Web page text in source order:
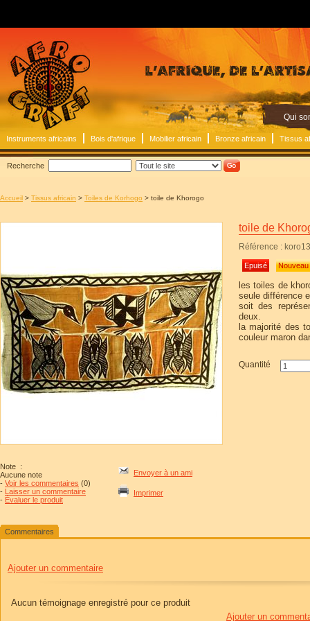
Qui
Instruments africains Bois d'afrique Mobilier africain Bronze africain Tissus
Recherche
Accueil > Tissus africain > Toiles de Korhogo > toile de Khorogo
Note :
Aucune note
- Voir les commentaires (0)
- Laisser un commentaire
- Évaluer le produit
Envoyer à un ami
Imprimer
toile de
Référence : koro13
Epuisé Nouveau
les toiles de
seule différence
soit des
deux.
la majorité des
couleur maron
Quantité
Commentaires
Ajouter un commentaire
Aucun témoignage enregistré pour ce produit
Ajouter un